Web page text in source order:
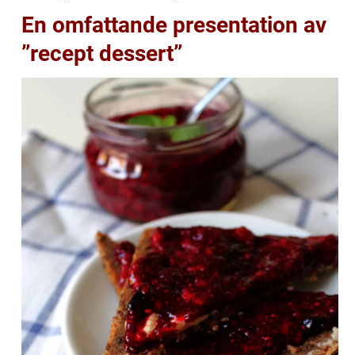
En omfattande presentation av
”recept dessert”